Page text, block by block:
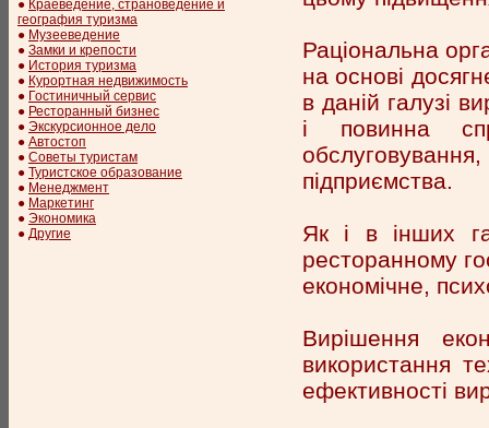
● Краеведение, страноведение и
география туризма
● Музееведение
● Замки и крепости
● История туризма
● Курортная недвижимость
● Гостиничный сервис
● Ресторанный бизнес
● Экскурсионное дело
● Автостоп
● Советы туристам
● Туристское образование
● Менеджмент
● Маркетинг
● Экономика
● Другие
Раціональна
на основі
в даній галузі
і повинна
підприємства.
Як і в інших
ресторанному
економічне,
Вирішення
використання
ефективності